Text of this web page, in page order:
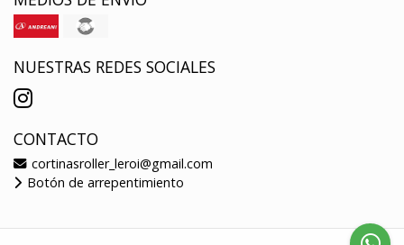
NUESTRAS REDES SOCIALES
CONTACTO
cortinasroller_leroi@gmail.com
Botón de arrepentimiento